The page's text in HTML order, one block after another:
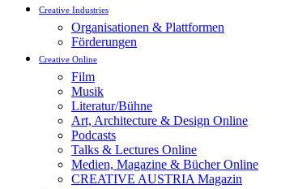
Creative Industries
Organisationen & Plattformen
Förderungen
Creative Online
Film
Musik
Literatur/Bühne
Art, Architecture & Design Online
Podcasts
Talks & Lectures Online
Medien, Magazine & Bücher Online
CREATIVE AUSTRIA Magazin